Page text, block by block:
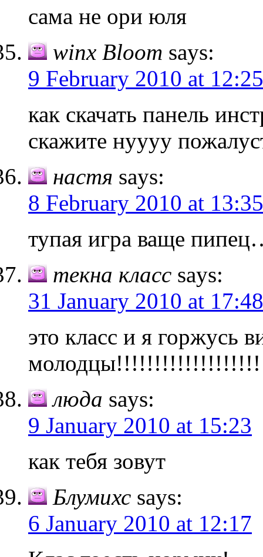
сама не ори юля
winx Bloom says:
9 February 2010 at 12:25
как скачать панель
скажите нуууу
настя says:
8 February 2010 at 13:35
тупая игра ваще
текна класс says:
31 January 2010 at 17:48
это класс и я горжусь
люда says:
9 January 2010 at 15:23
как тебя зовут
Блумихс says:
6 January 2010 at 12:17